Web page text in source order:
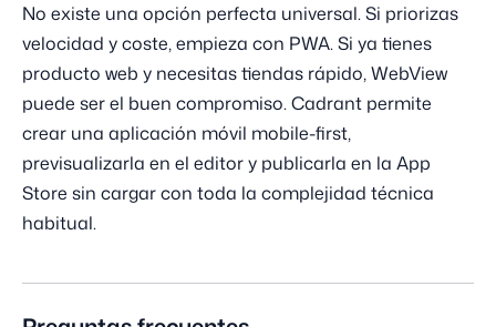
No existe una opción perfecta universal. Si priorizas
velocidad y coste, empieza con PWA. Si ya tienes
producto web y necesitas tiendas rápido, WebView
puede ser el buen compromiso. Cadrant permite
crear una aplicación móvil mobile-first,
previsualizarla en el editor y publicarla en la App
Store sin cargar con toda la complejidad técnica
habitual.